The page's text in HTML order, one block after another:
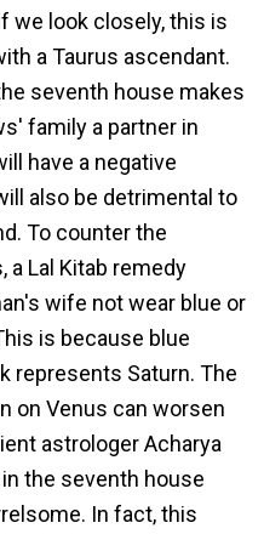
we look closely, this is
a Taurus ascendant.
seventh house makes
family a partner in
have a negative
also be detrimental to
To counter the
Lal Kitab remedy
wife not wear blue or
is because blue
represents Saturn. The
on Venus can worsen
astrologer Acharya
the seventh house
In fact, this